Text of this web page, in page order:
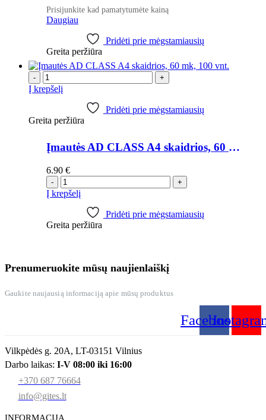
Prisijunkite kad pamatytumėte kainą
Daugiau
Pridėti prie mėgstamiausių
Greita peržiūra
- +
Į krepšelį
Pridėti prie mėgstamiausių
Greita peržiūra
Įmautės AD CLASS A4 skaidrios, 60 mk, 100 vnt.
6.90 €
- +
Į krepšelį
Pridėti prie mėgstamiausių
Greita peržiūra
Prenumeruokite mūsų naujienlaiškį
Gaukite naujausią informaciją apie mūsų produktus
Facebook
Vilkpėdės g. 20A, LT-03151 Vilnius
Darbo laikas: I-V 08:00 iki 16:00
+370 687 76664
info@gites.lt
INFORMACIJA